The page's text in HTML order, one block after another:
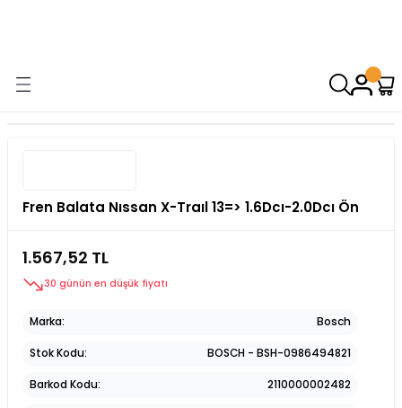
Fren Balata Nıssan X-Traıl 13=> 1.6Dcı-2.0Dcı Ön
1.567,52 TL
30 günün en düşük fiyatı
Marka Bosch
Stok Kodu BOSCH - BSH-0986494821
Barkod Kodu 2110000002482